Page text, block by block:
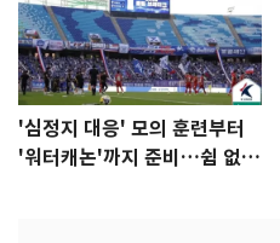
'심정지 대응' 모의 훈련부터
'워터캐논'까지 준비…쉼 없는